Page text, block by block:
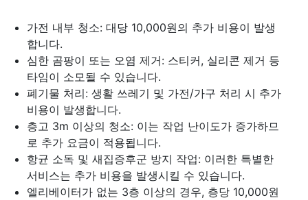
가전 내부 청소: 대당 10,000원의 추가 비용이 발생
합니다.
심한 곰팡이 또는 오염 제거: 스티커, 실리콘 제거 등
타임이 소모될 수 있습니다.
폐기물 처리: 생활 쓰레기 및 가전/가구 처리 시 추가
비용이 발생합니다.
층고 3m 이상의 청소: 이는 작업 난이도가 증가하므
로 추가 요금이 적용됩니다.
항균 소독 및 새집증후군 방지 작업: 이러한 특별한
서비스는 추가 비용을 발생시킬 수 있습니다.
엘리베이터가 없는 3층 이상의 경우, 층당 10,000원